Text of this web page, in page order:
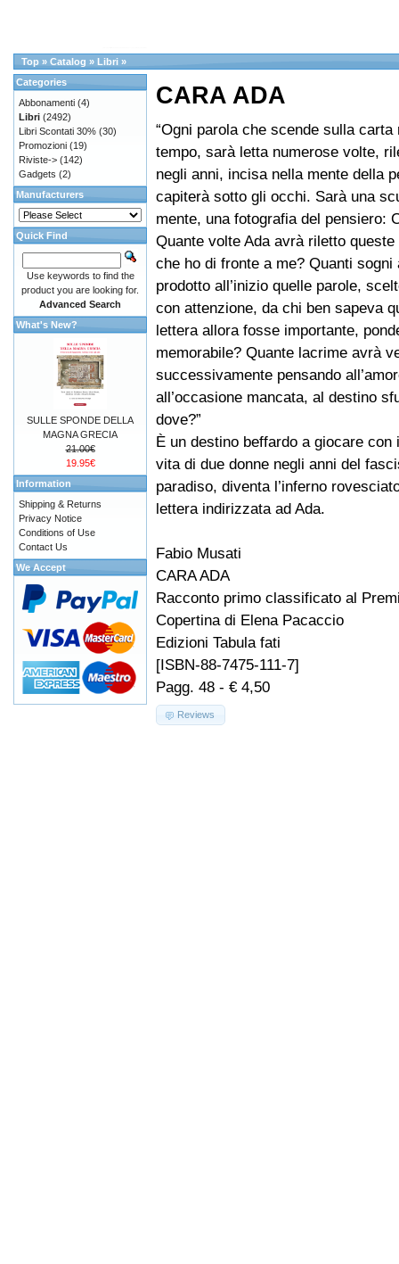
Top » Catalog » Libri »
CARA ADA
“Ogni parola che scende sulla carta
tempo, sarà letta numerose volte,
negli anni, incisa nella mente della
capiterà sotto gli occhi. Sarà una
mente, una fotografia del pensiero:
Quante volte Ada avrà riletto
che ho di fronte a me? Quanti sogni
prodotto all’inizio quelle parole,
con attenzione, da chi ben sapeva
lettera allora fosse importante,
memorabile? Quante lacrime avrà
successivamente pensando
all’occasione mancata, al destino
dove?”
È un destino beffardo a giocare con
vita di due donne negli anni del
paradiso, diventa l’inferno
lettera indirizzata ad Ada.
Fabio Musati
CARA ADA
Racconto primo classificato al
Copertina di Elena Pacaccio
Edizioni Tabula fati
[ISBN-88-7475-111-7]
Pagg. 48 - € 4,50
Reviews
Categories
Abbonamenti (4)
Libri (2492)
Libri Scontati 30% (30)
Promozioni (19)
Riviste-> (142)
Gadgets (2)
Manufacturers
Quick Find
Use keywords to find the
product you are looking for.
Advanced Search
What's New?
SULLE SPONDE DELLA
MAGNA GRECIA
21.00€
19.95€
Information
Shipping & Returns
Privacy Notice
Conditions of Use
Contact Us
We Accept